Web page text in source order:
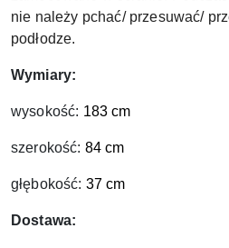
nie należy pchać/ przesuwać/
podłodze.
Wymiary:
wysokość: 183 cm
szerokość: 84 cm
głębokość: 37 cm
Dostawa: